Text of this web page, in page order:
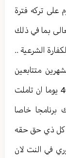
على تركه فترة
تعالى بما في ذلك
الشرعية ..
متتابعين
يحجزك غالبا عن الاستمرار خلال هذه ال 40 يوما ان تاملت
خاصا
كل ذي حق حقه
في النت لان